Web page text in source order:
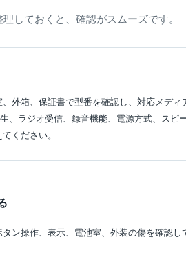
しておくと、確認がスムーズです。
外箱、保証書で型番を確認し、対応メディ
、ラジオ受信、録音機能、電源方式、スピ
ください。
ン操作、表示、電池室、外装の傷を確認し